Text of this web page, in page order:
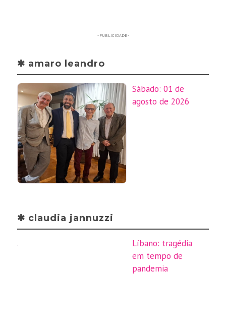
- PUBLICIDADE -
✱ amaro leandro
Sábado: 01 de
agosto de 2026
✱ claudia jannuzzi
Líbano: tragédia
em tempo de
pandemia